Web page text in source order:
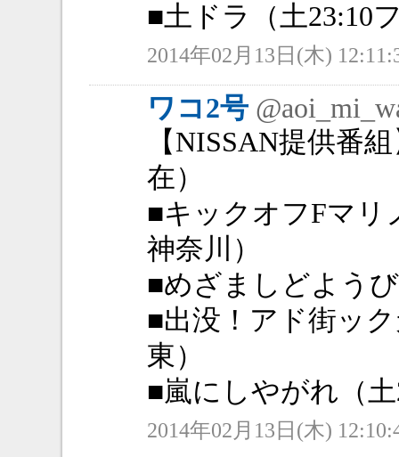
■土ドラ（土23:10
2014年02月13日(木)
ワコ2号
【NISSAN提供番
在）
■キックオフFマリ
神奈川）
■めざましどよう
■出没！アド街ッ
東）
■嵐にしやがれ（
2014年02月13日(木)